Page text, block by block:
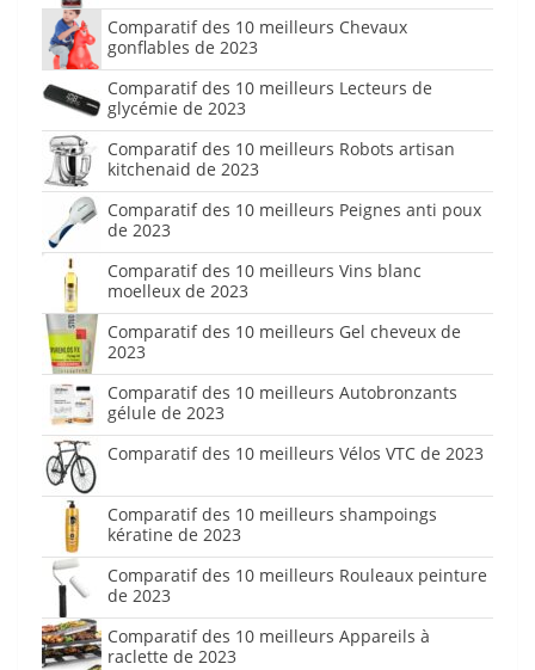
Comparatif des 10 meilleurs Chevaux
gonflables de 2023
Comparatif des 10 meilleurs Lecteurs de
glycémie de 2023
Comparatif des 10 meilleurs Robots artisan
kitchenaid de 2023
Comparatif des 10 meilleurs Peignes anti poux
de 2023
Comparatif des 10 meilleurs Vins blanc
moelleux de 2023
Comparatif des 10 meilleurs Gel cheveux de
2023
Comparatif des 10 meilleurs Autobronzants
gélule de 2023
Comparatif des 10 meilleurs Vélos VTC de 2023
Comparatif des 10 meilleurs shampoings
kératine de 2023
Comparatif des 10 meilleurs Rouleaux peinture
de 2023
Comparatif des 10 meilleurs Appareils à
raclette de 2023